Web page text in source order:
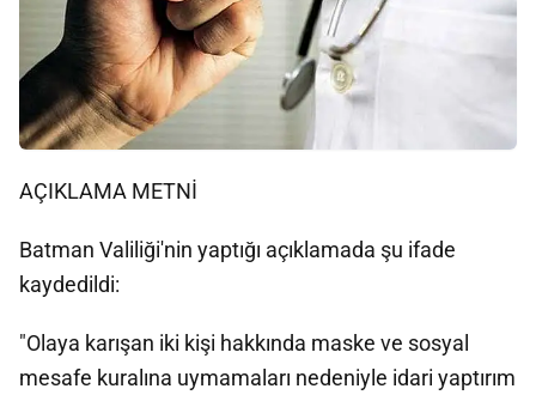
AÇIKLAMA METNİ
Batman Valiliği'nin yaptığı açıklamada şu ifade
kaydedildi:
"Olaya karışan iki kişi hakkında maske ve sosyal
mesafe kuralına uymamaları nedeniyle idari yaptırım